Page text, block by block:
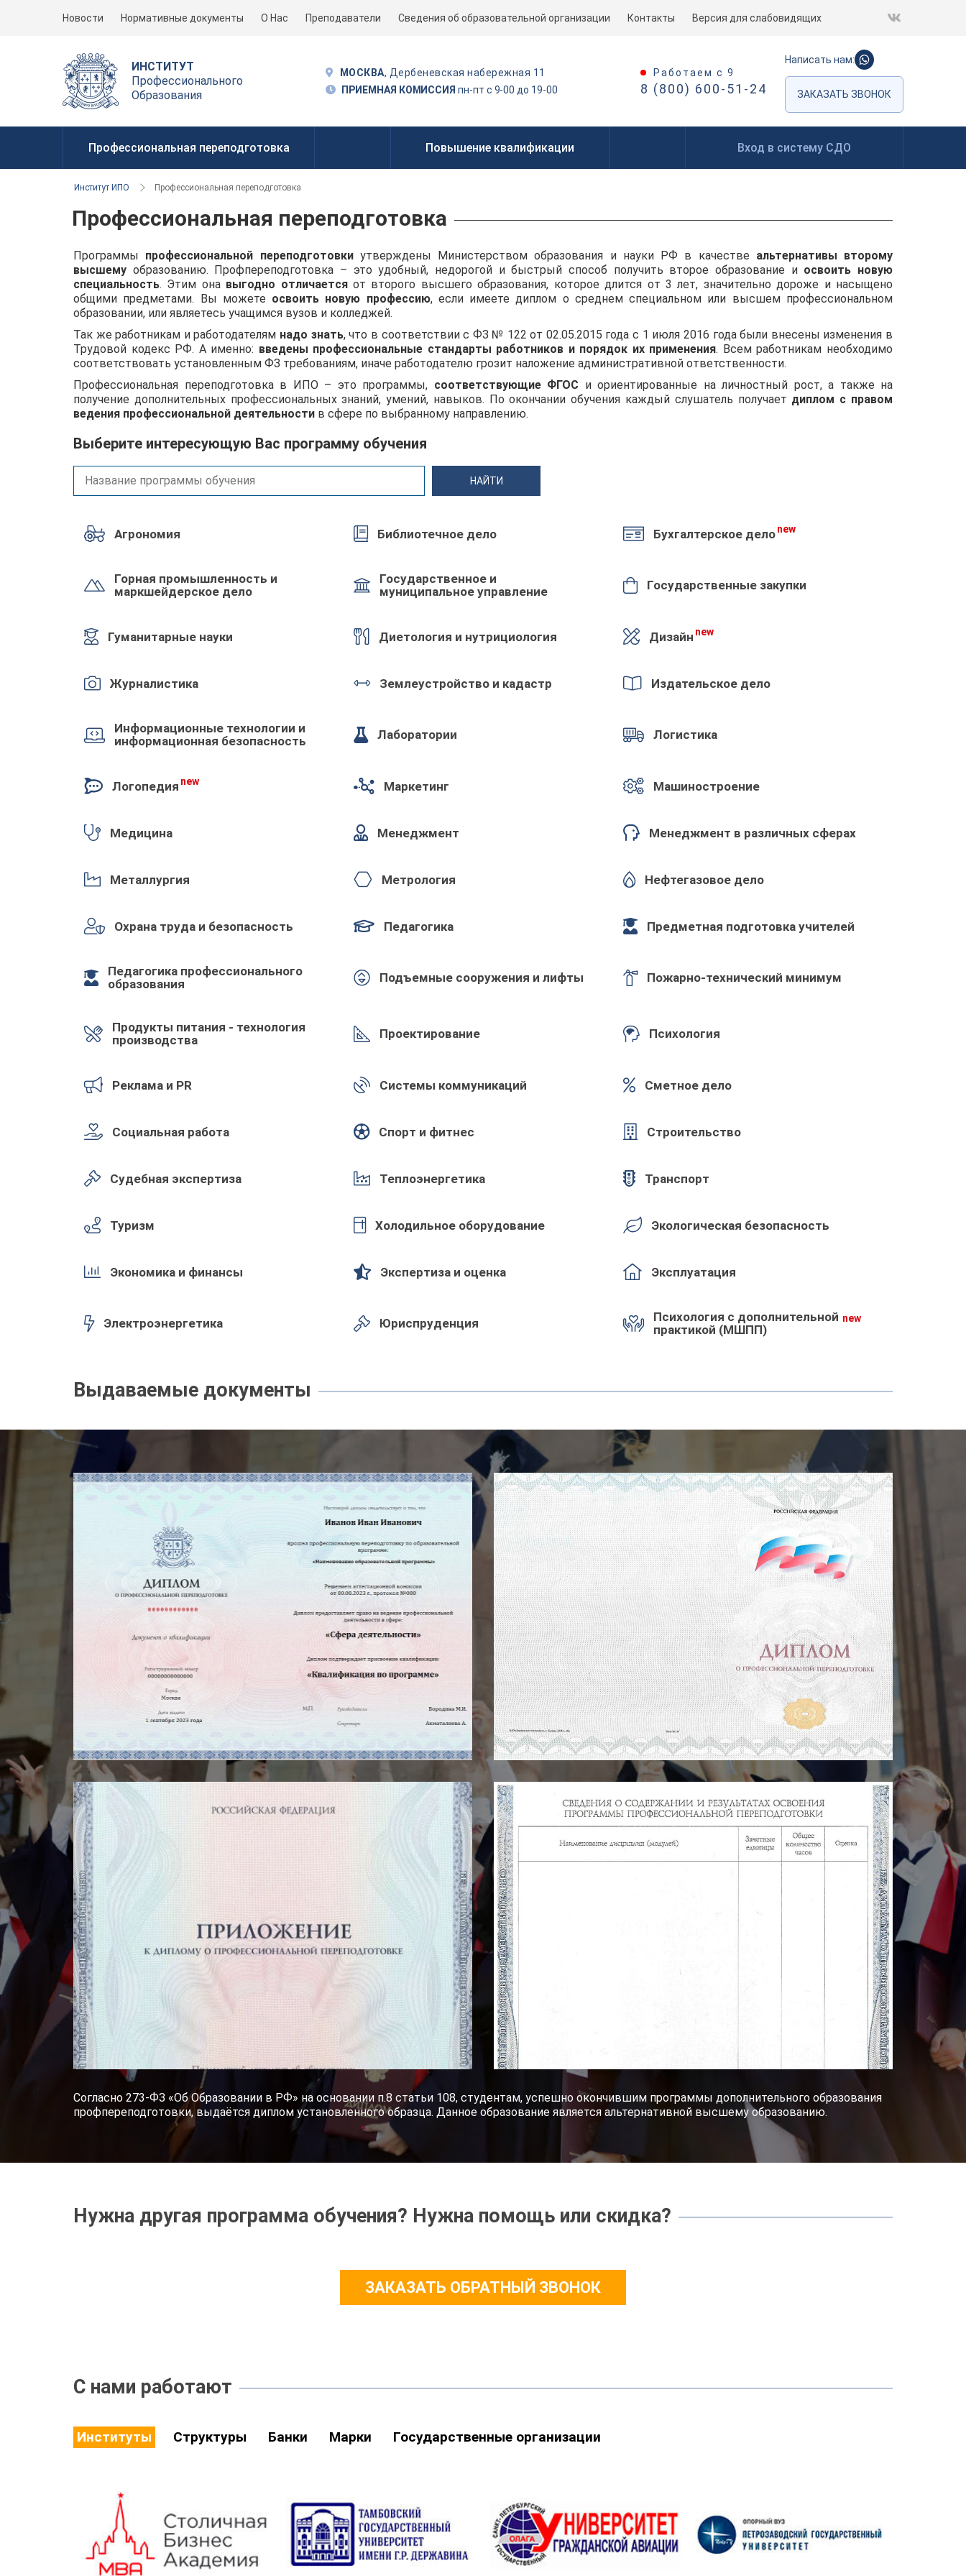
Новости Нормативные документы О Нас Преподаватели Сведения об образовательной организации Контакты Версия для слабовидящих
ИНСТИТУТ
Профессионального
Образования
МОСКВА, Дербеневская набережная 11
ПРИЕМНАЯ КОМИССИЯ пн-пт с 9-00 до 19-00
Работаем с 9
8 (800) 600-51-24
Написать нам:
ЗАКАЗАТЬ ЗВОНОК
Профессиональная переподготовка Повышение квалификации Вход в систему СДО
Институт ИПО Профессиональная переподготовка
Профессиональная переподготовка
Программы профессиональной переподготовкиутверждены Министерством образования и науки РФ в качестве альтернативы второму
высшему образованию. Профпереподготовка – это удобный, недорогой и быстрый способ получить второе образование и освоить новую
специальность. Этим она выгодно отличаетсяот второго высшего образования, которое длится от 3 лет, значительно дороже и насыщено
общими предметами. Вы можете освоить новую профессию, если имеете диплом о среднем специальном или высшем профессиональном
образовании, или являетесь учащимся вузов и колледжей.
Так же работникам и работодателям надо знать, что в соответствии с ФЗ № 122 от 02.05.2015 года с 1 июля 2016 года были внесены изменения в
Трудовой кодекс РФ. А именно: введены профессиональные стандарты работников и порядок их применения. Всем работникам необходимо
соответствовать установленным ФЗ требованиям, иначе работодателю грозит наложение административной ответственности.
Профессиональная переподготовка в ИПО – это программы, соответствующие ФГОС и ориентированные на личностный рост, а также на
получение дополнительных профессиональных знаний, умений, навыков. По окончании обучения каждый слушатель получает диплом с правом
ведения профессиональной деятельности в сфере по выбранному направлению.
Выберите интересующую Вас программу обучения
Агрономия Библиотечное дело Бухгалтерское делоnew
Горная промышленность и
маркшейдерское дело
Государственное и
муниципальное управление
Государственные закупки
Гуманитарные науки Диетология и нутрициология Дизайн new
Журналистика Землеустройство и кадастр Издательское дело
Информационные технологии и
информационная безопасность
Лаборатории Логистика
Логопедия new Маркетинг Машиностроение
Медицина Менеджмент Менеджмент в различных сферах
Металлургия Метрология Нефтегазовое дело
Охрана труда и безопасность Педагогика Предметная подготовка учителей
Педагогика профессионального
образования
Подъемные сооружения и лифты Пожарно-технический минимум
Продукты питания - технология
производства
Проектирование Психология
Реклама и PR Системы коммуникаций Сметное дело
Социальная работа Спорт и фитнес Строительство
Судебная экспертиза Теплоэнергетика Транспорт
Туризм Холодильное оборудование Экологическая безопасность
Экономика и финансы Экспертиза и оценка Эксплуатация
Электроэнергетика Юриспруденция
Психология с дополнительной
практикой (МШПП)
new
Выдаваемые документы
Согласно 273-ФЗ «Об Образовании в РФ» на основании п.8 статьи 108, студентам, успешно окончившим программы дополнительного образования
профпереподготовки, выдаётся диплом установленного образца. Данное образование является альтернативной высшему образованию.
Нужна другая программа обучения? Нужна помощь или скидка?
ЗАКАЗАТЬ ОБРАТНЫЙ ЗВОНОК
С нами работают
Институты Структуры Банки Марки Государственные организации